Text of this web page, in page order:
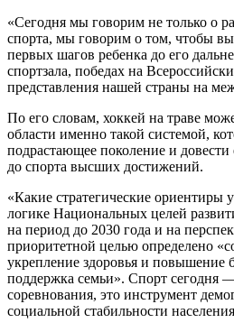
«Сегодня мы говорим не только о
спорта, мы говорим о том, чтобы
первых шагов ребенка до его
спортзала, победах на
представления нашей страны на
По его словам, хоккей на траве
области именно такой системой,
подрастающее поколение и довести
до спорта высших достижений.
«Какие стратегические ориентиры
логике Национальных целей
на период до 2030 года и на
приоритетной целью определено
укрепление здоровья и повышение
поддержка семьи». Спорт сегодня
соревнования, это инструмент
социальной стабильности